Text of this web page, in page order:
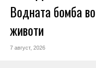
Водната бомба
животи
7 август, 2026